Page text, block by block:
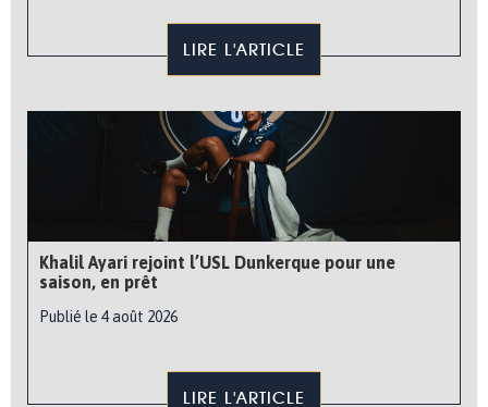
LIRE L'ARTICLE
Khalil Ayari rejoint l’USL Dunkerque pour une
saison, en prêt
Publié le 4 août 2026
LIRE L'ARTICLE